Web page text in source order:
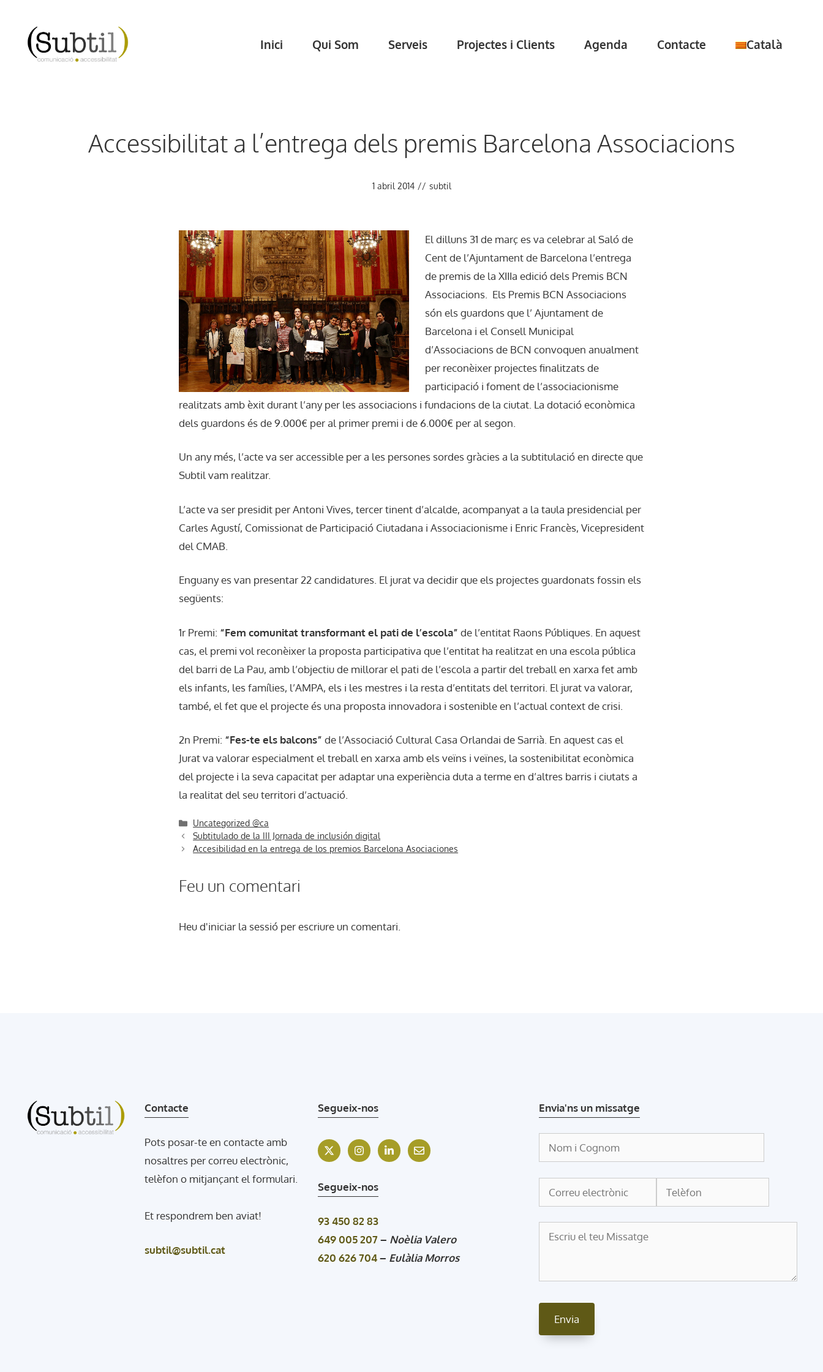
contingut
Inici Qui Som Serveis Projectes i Clients Agenda Contacte Català
Accessibilitat a l’entrega dels premis Barcelona Associacions
1 abril 2014 // subtil
El dilluns 31 de març es va celebrar al Saló de
Cent de l’Ajuntament de Barcelona l’entrega
de premis de la XIIIa edició dels Premis BCN
Associacions. Els Premis BCN Associacions
són els guardons que l’ Ajuntament de
Barcelona i el Consell Municipal
d’Associacions de BCN convoquen anualment
per reconèixer projectes finalitzats de
participació i foment de l’associacionisme
realitzats amb èxit durant l’any per les associacions i fundacions de la ciutat. La dotació econòmica
dels guardons és de 9.000€ per al primer premi i de 6.000€ per al segon.
Un any més, l’acte va ser accessible per a les persones sordes gràcies a la subtitulació en directe que
Subtil vam realitzar.
L’acte va ser presidit per Antoni Vives, tercer tinent d’alcalde, acompanyat a la taula presidencial per
Carles Agustí, Comissionat de Participació Ciutadana i Associacionisme i Enric Francès, Vicepresident
del CMAB.
Enguany es van presentar 22 candidatures. El jurat va decidir que els projectes guardonats fossin els
següents:
1r Premi: “Fem comunitat transformant el pati de l’escola” de l’entitat Raons Públiques. En aquest
cas, el premi vol reconèixer la proposta participativa que l’entitat ha realitzat en una escola pública
del barri de La Pau, amb l’objectiu de millorar el pati de l’escola a partir del treball en xarxa fet amb
els infants, les famílies, l’AMPA, els i les mestres i la resta d’entitats del territori. El jurat va valorar,
també, el fet que el projecte és una proposta innovadora i sostenible en l’actual context de crisi.
2n Premi: “Fes-te els balcons” de l’Associació Cultural Casa Orlandai de Sarrià. En aquest cas el
Jurat va valorar especialment el treball en xarxa amb els veïns i veïnes, la sostenibilitat econòmica
del projecte i la seva capacitat per adaptar una experiència duta a terme en d’altres barris i ciutats a
la realitat del seu territori d’actuació.
Categories
Uncategorized @ca
Subtitulado de la III Jornada de inclusión digital
Accesibilidad en la entrega de los premios Barcelona Asociaciones
Feu un comentari
Heu d'iniciar la sessió per escriure un comentari.
Contacte
Pots posar-te en contacte amb
nosaltres per correu electrònic,
telèfon o mitjançant el formulari.
Et respondrem ben aviat!
subtil@subtil.cat
Segueix-nos
Segueix-nos
93 450 82 83
649 005 207– Noèlia Valero
620 626 704– Eulàlia Morros
Envia'ns un missatge